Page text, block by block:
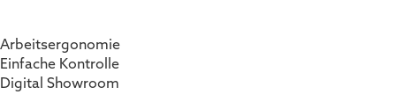
Arbeitsergonomie
Einfache Kontrolle
Digital Showroom